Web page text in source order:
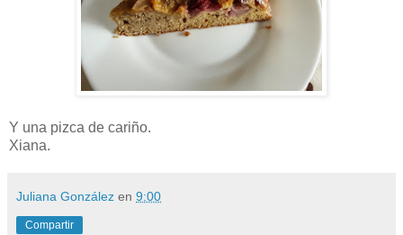
Y una pizca de cariño.
Xiana.
Juliana González en 9:00
Compartir